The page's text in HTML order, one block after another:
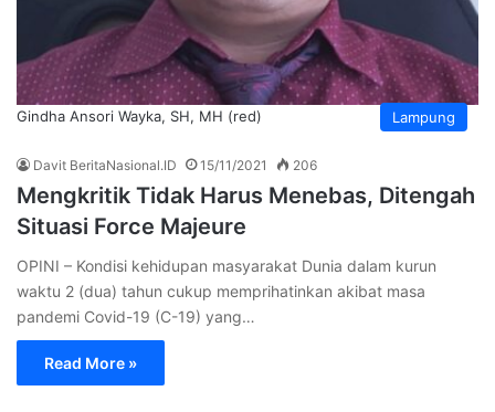
Lampung
Gindha Ansori Wayka, SH, MH (red)
Davit BeritaNasional.ID 15/11/2021 206
Mengkritik Tidak Harus Menebas, Ditengah
Situasi Force Majeure
OPINI – Kondisi kehidupan masyarakat Dunia dalam kurun
waktu 2 (dua) tahun cukup memprihatinkan akibat masa
pandemi Covid-19 (C-19) yang…
Read More »